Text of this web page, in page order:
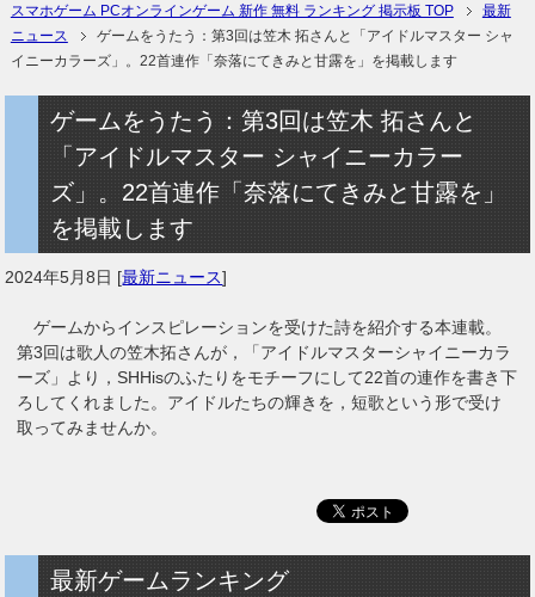
スマホゲーム PCオンラインゲーム 新作 無料 ランキング 掲示板 TOP
最新
ニュース
ゲームをうたう：第3回は笠木 拓さんと「アイドルマスター シャ
イニーカラーズ」。22首連作「奈落にてきみと甘露を」を掲載します
ゲームをうたう：第3回は笠木 拓さんと
「アイドルマスター シャイニーカラー
ズ」。22首連作「奈落にてきみと甘露を」
を掲載します
2024年5月8日 [最新ニュース]
ゲームからインスピレーションを受けた詩を紹介する本連載。
第3回は歌人の笠木拓さんが，「アイドルマスターシャイニーカラ
ーズ」より，SHHisのふたりをモチーフにして22首の連作を書き下
ろしてくれました。アイドルたちの輝きを，短歌という形で受け
取ってみませんか。
最新ゲームランキング